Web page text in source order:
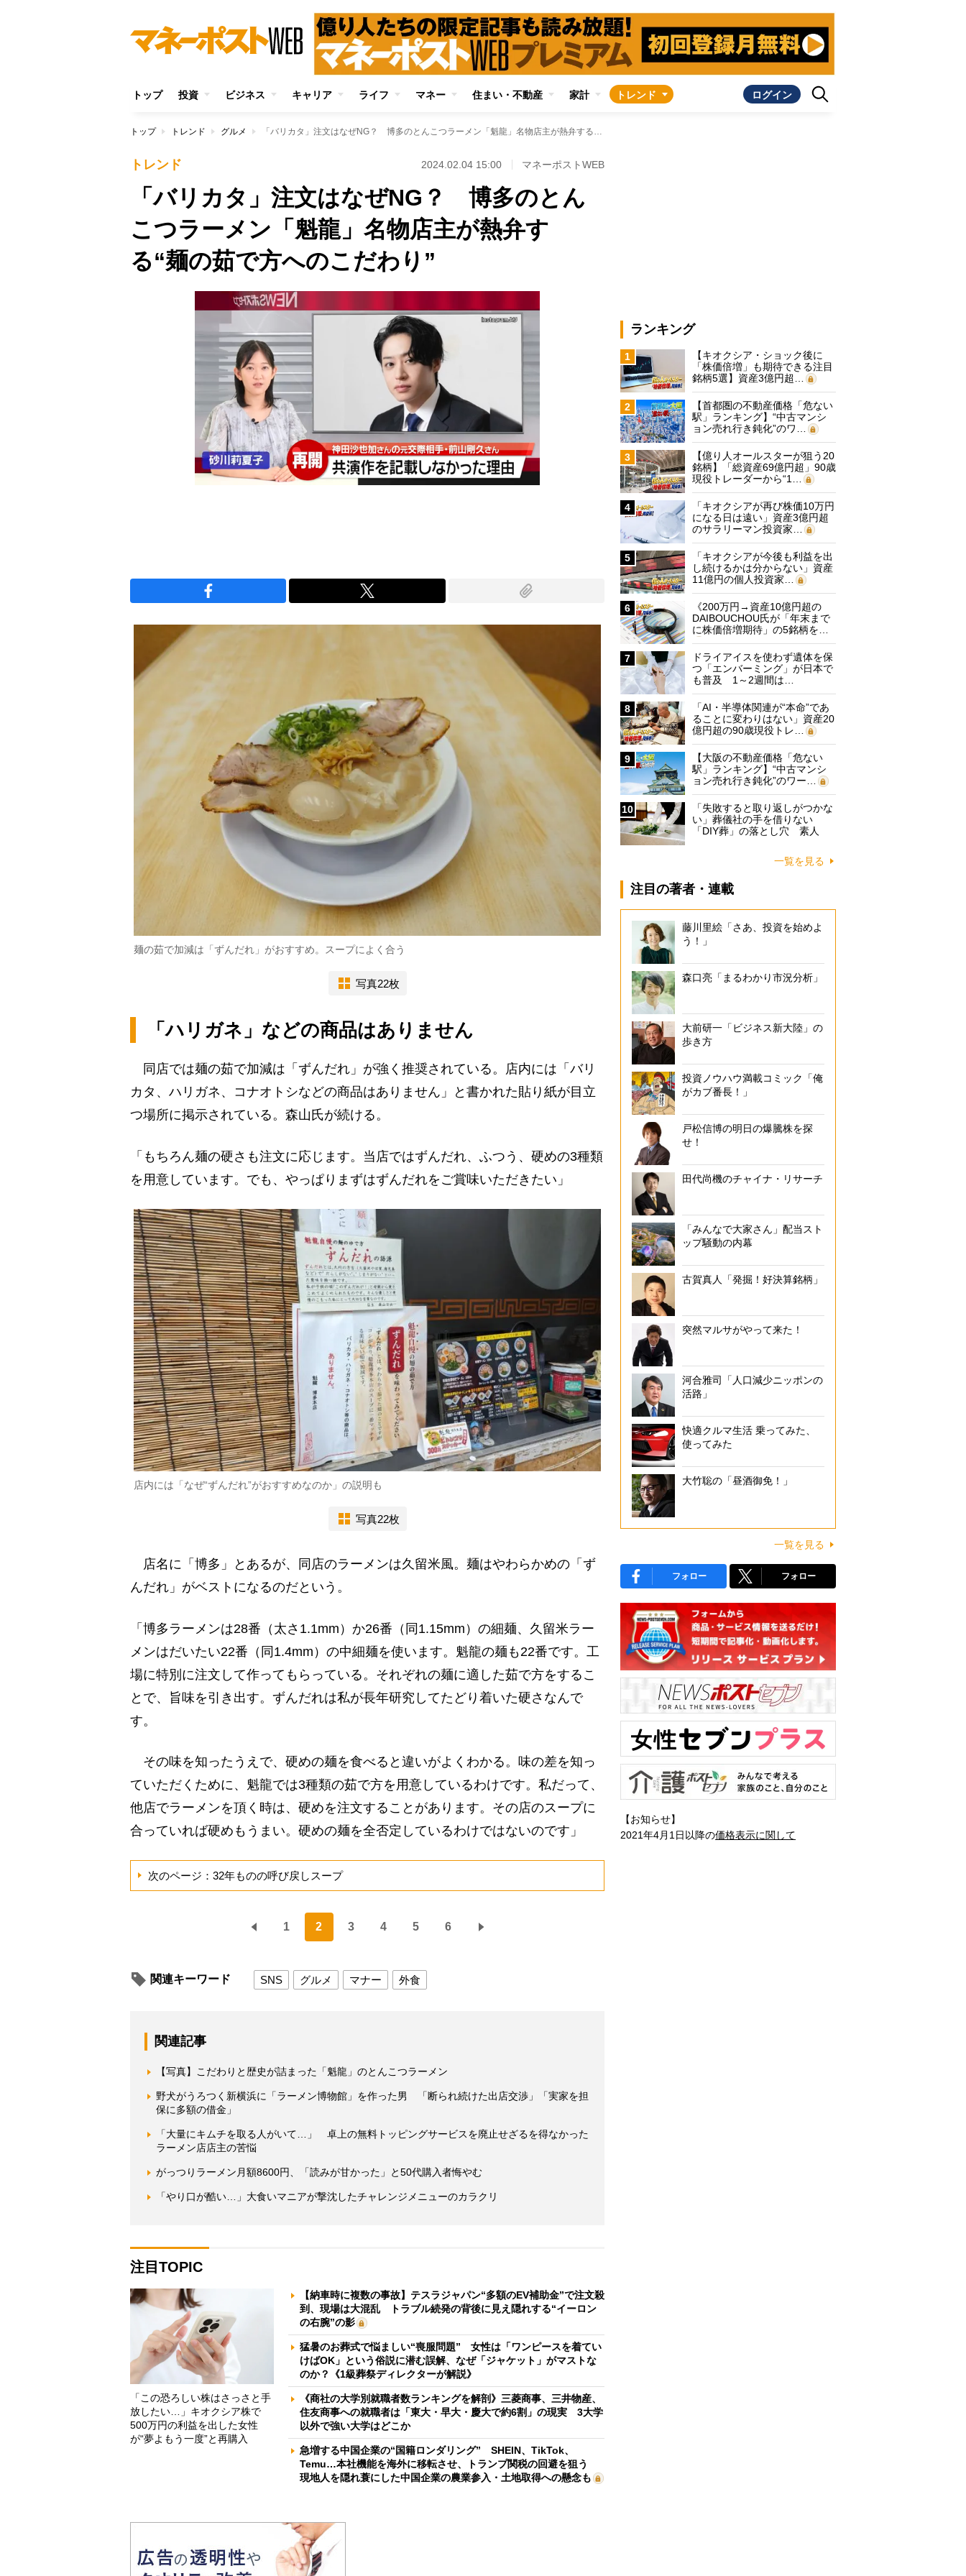
トップ 投資 ビジネス キャリア ライフ マネー 住まい・不動産 家計 トレンド ログイン
トップ トレンド グルメ 「バリカタ」注文はなぜNG？ 博多のとんこつラーメン「魁龍」名物店主が熱弁する“麺の茹で方へのこだわり”
トレンド 2024.02.04 15:00 マネーポストWEB
「バリカタ」注文はなぜNG？ 博多のとん
こつラーメン「魁龍」名物店主が熱弁す
る“麺の茹で方へのこだわり”
麺の茹で加減は「ずんだれ」がおすすめ。スープによく合う
写真22枚
「ハリガネ」などの商品はありません
同店では麺の茹で加減は「ずんだれ」が強く推奨されている。店内には「バリ
カタ、ハリガネ、コナオトシなどの商品はありません」と書かれた貼り紙が目立
つ場所に掲示されている。森山氏が続ける。
「もちろん麺の硬さも注文に応じます。当店ではずんだれ、ふつう、硬めの3種類
を用意しています。でも、やっぱりまずはずんだれをご賞味いただきたい」
店内には「なぜ“ずんだれ”がおすすめなのか」の説明も
写真22枚
店名に「博多」とあるが、同店のラーメンは久留米風。麺はやわらかめの「ず
んだれ」がベストになるのだという。
「博多ラーメンは28番（太さ1.1mm）か26番（同1.15mm）の細麺、久留米ラー
メンはだいたい22番（同1.4mm）の中細麺を使います。魁龍の麺も22番です。工
場に特別に注文して作ってもらっている。それぞれの麺に適した茹で方をするこ
とで、旨味を引き出す。ずんだれは私が長年研究してたどり着いた硬さなんで
す。
その味を知ったうえで、硬めの麺を食べると違いがよくわかる。味の差を知っ
ていただくために、魁龍では3種類の茹で方を用意しているわけです。私だって、
他店でラーメンを頂く時は、硬めを注文することがあります。その店のスープに
合っていれば硬めもうまい。硬めの麺を全否定しているわけではないのです」
次のページ：32年ものの呼び戻しスープ
1 2 3 4 5 6
関連キーワード SNS グルメ マナー 外食
関連記事
【写真】こだわりと歴史が詰まった「魁龍」のとんこつラーメン
野犬がうろつく新横浜に「ラーメン博物館」を作った男 「断られ続けた出店交渉」「実家を担
保に多額の借金」
「大量にキムチを取る人がいて…」 卓上の無料トッピングサービスを廃止せざるを得なかった
ラーメン店店主の苦悩
がっつりラーメン月額8600円、「読みが甘かった」と50代購入者悔やむ
「やり口が酷い…」大食いマニアが撃沈したチャレンジメニューのカラクリ
注目TOPIC
「この恐ろしい株はさっさと手
放したい…」キオクシア株で
500万円の利益を出した女性
が“夢よもう一度”と再購入
【納車時に複数の事故】テスラジャパン“多額のEV補助金”で注文殺
到、現場は大混乱 トラブル続発の背後に見え隠れする“イーロン
の右腕”の影
猛暑のお葬式で悩ましい“喪服問題” 女性は「ワンピースを着てい
けばOK」という俗説に潜む誤解、なぜ「ジャケット」がマストな
のか？《1級葬祭ディレクターが解説》
《商社の大学別就職者数ランキングを解剖》三菱商事、三井物産、
住友商事への就職者は「東大・早大・慶大で約6割」の現実 3大学
以外で強い大学はどこか
急増する中国企業の“国籍ロンダリング” SHEIN、TikTok、
Temu…本社機能を海外に移転させ、トランプ関税の回避を狙う
現地人を隠れ蓑にした中国企業の農業参入・土地取得への懸念も
ランキング
1
【キオクシア・ショック後に
「株価倍増」も期待できる注目
銘柄5選】資産3億円超…
2
【首都圏の不動産価格「危ない
駅」ランキング】“中古マンシ
ョン売れ行き鈍化”のワ…
3
【億り人オールスターが狙う20
銘柄】「総資産69億円超」90歳
現役トレーダーから“1…
4
「キオクシアが再び株価10万円
になる日は遠い」資産3億円超
のサラリーマン投資家…
5
「キオクシアが今後も利益を出
し続けるかは分からない」資産
11億円の個人投資家…
6
《200万円→資産10億円超の
DAIBOUCHOU氏が「年末まで
に株価倍増期待」の5銘柄を…
7
ドライアイスを使わず遺体を保
つ「エンバーミング」が日本で
も普及 1～2週間は…
8
「AI・半導体関連が“本命”であ
ることに変わりはない」資産20
億円超の90歳現役トレ…
9
【大阪の不動産価格「危ない
駅」ランキング】“中古マンシ
ョン売れ行き鈍化”のワー…
10
「失敗すると取り返しがつかな
い」葬儀社の手を借りない
「DIY葬」の落とし穴 素人
一覧を見る
注目の著者・連載
藤川里絵「さあ、投資を始めよ
う！」
森口亮「まるわかり市況分析」
大前研一「ビジネス新大陸」の
歩き方
投資ノウハウ満載コミック「俺
がカブ番長！」
戸松信博の明日の爆騰株を探
せ！
田代尚機のチャイナ・リサーチ
「みんなで大家さん」配当スト
ップ騒動の内幕
古賀真人「発掘！好決算銘柄」
突然マルサがやって来た！
河合雅司「人口減少ニッポンの
活路」
快適クルマ生活 乗ってみた、
使ってみた
大竹聡の「昼酒御免！」
一覧を見る
フォロー フォロー
【お知らせ】
2021年4月1日以降の価格表示に関して